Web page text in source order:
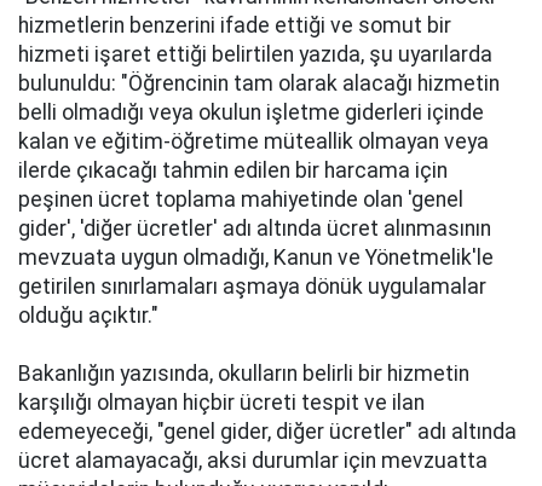
hizmetlerin benzerini ifade ettiği ve somut bir
hizmeti işaret ettiği belirtilen yazıda, şu uyarılarda
bulunuldu: "Öğrencinin tam olarak alacağı hizmetin
belli olmadığı veya okulun işletme giderleri içinde
kalan ve eğitim-öğretime müteallik olmayan veya
ilerde çıkacağı tahmin edilen bir harcama için
peşinen ücret toplama mahiyetinde olan 'genel
gider', 'diğer ücretler' adı altında ücret alınmasının
mevzuata uygun olmadığı, Kanun ve Yönetmelik'le
getirilen sınırlamaları aşmaya dönük uygulamalar
olduğu açıktır."
Bakanlığın yazısında, okulların belirli bir hizmetin
karşılığı olmayan hiçbir ücreti tespit ve ilan
edemeyeceği, "genel gider, diğer ücretler" adı altında
ücret alamayacağı, aksi durumlar için mevzuatta